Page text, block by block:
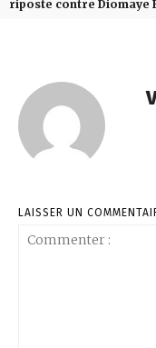
riposte contre Diomaye
LAISSER UN